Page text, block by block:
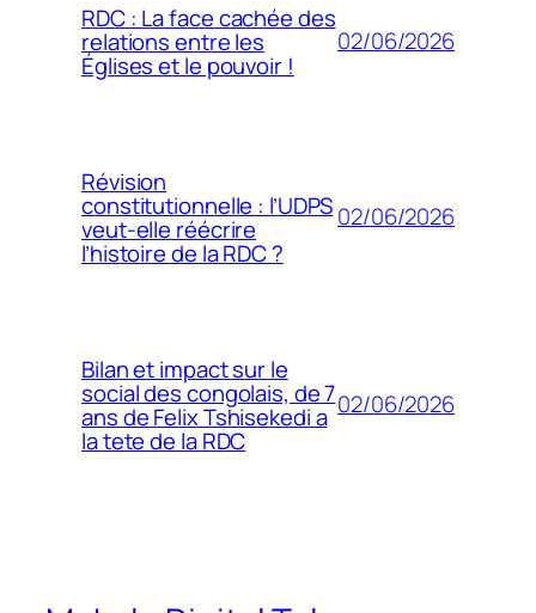
RDC : La face cachée des
relations entre les
Églises et le pouvoir !
02/06/2026
Révision
constitutionnelle : l’UDPS
veut-elle réécrire
l’histoire de la RDC ?
02/06/2026
Bilan et impact sur le
social des congolais, de 7
ans de Felix Tshisekedi a
la tete de la RDC
02/06/2026